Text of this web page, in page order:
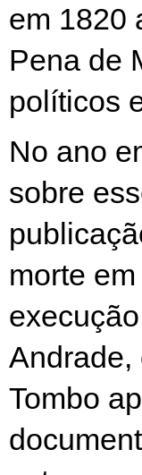
em 1820
Pena de
políticos
No ano
sobre
morte
Andrade,
Tombo